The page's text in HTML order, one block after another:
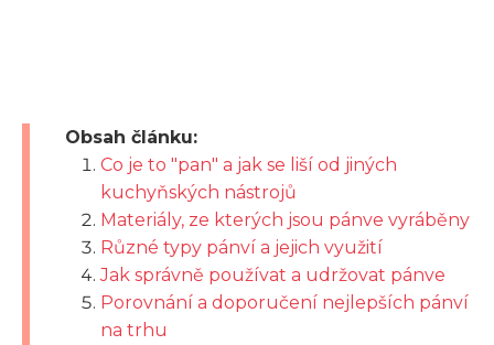
Obsah článku:
Co je to "pan" a jak se liší od jiných
kuchyňských nástrojů
Materiály, ze kterých jsou pánve vyráběny
Různé typy pánví a jejich využití
Jak správně používat a udržovat pánve
Porovnání a doporučení nejlepších pánví
na trhu